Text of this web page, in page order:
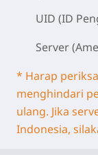
UID (ID
Server
* Harap
menghindari
ulang. Jika
Indonesia,